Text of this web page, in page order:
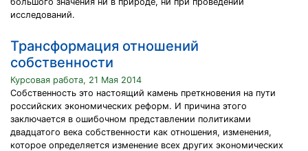
исследований.
Трансформация отношений
собственности
Курсовая работа, 21 Мая 2014
Собственность это настоящий камень преткновения на пути
российских экономических реформ. И причина этого
заключается в ошибочном представлении политиками
двадцатого века собственности как отношения, изменения,
которое определяется изменение всех других экономических